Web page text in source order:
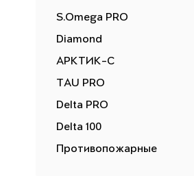
S.Omega PRO
Diamond
АРКТИК-С
TAU PRO
Delta PRO
Delta 100
Противопожарные